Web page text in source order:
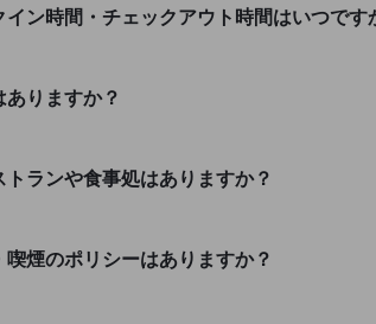
ン時間・チェックアウト時間はいつです
りますか？
ランや食事処はありますか？
煙のポリシーはありますか？